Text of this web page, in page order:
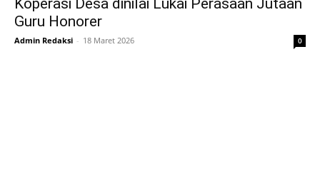
Koperasi Desa dinilai Lukai Perasaan Jutaan
Guru Honorer
Admin Redaksi - 18 Maret 2026 0